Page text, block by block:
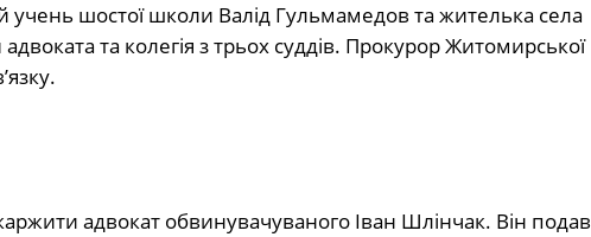
учень шостої школи Валід Гульмамедов та жителька села
та колегія з трьох суддів. Прокурор Житомирської
адвокат обвинувачуваного Іван Шлінчак. Він подав